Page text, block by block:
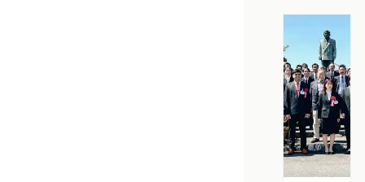
水」で
育った
極上の
バジ
ル、株
式会社
愛翔を
訪問し
ました